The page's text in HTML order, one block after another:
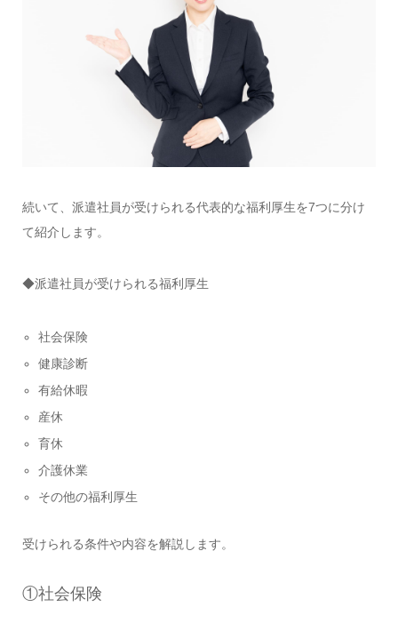
続いて、派遣社員が受けられる代表的な福利厚生を7つに分け
て紹介します。
◆派遣社員が受けられる福利厚生
社会保険
健康診断
有給休暇
産休
育休
介護休業
その他の福利厚生
受けられる条件や内容を解説します。
①社会保険